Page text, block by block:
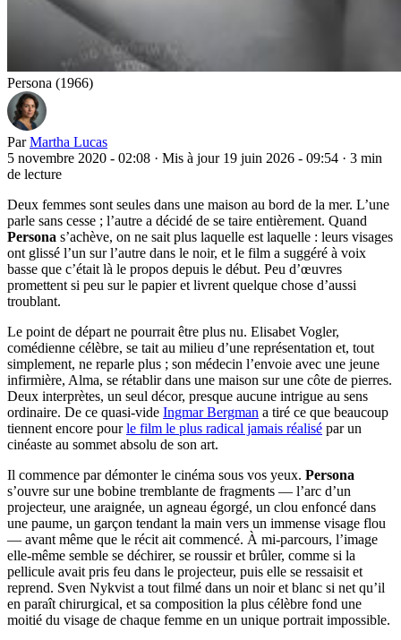
Persona (1966)
Par Martha Lucas
5 novembre 2020 - 02:08 · Mis à jour 19 juin 2026 - 09:54 · 3 min
de lecture
Deux femmes sont seules dans une maison au bord de la mer. L’une
parle sans cesse ; l’autre a décidé de se taire entièrement. Quand
Persona s’achève, on ne sait plus laquelle est laquelle : leurs visages
ont glissé l’un sur l’autre dans le noir, et le film a suggéré à voix
basse que c’était là le propos depuis le début. Peu d’œuvres
promettent si peu sur le papier et livrent quelque chose d’aussi
troublant.
Le point de départ ne pourrait être plus nu. Elisabet Vogler,
comédienne célèbre, se tait au milieu d’une représentation et, tout
simplement, ne reparle plus ; son médecin l’envoie avec une jeune
infirmière, Alma, se rétablir dans une maison sur une côte de pierres.
Deux interprètes, un seul décor, presque aucune intrigue au sens
ordinaire. De ce quasi-vide Ingmar Bergman a tiré ce que beaucoup
tiennent encore pourle film le plus radical jamais réalisé par un
cinéaste au sommet absolu de son art.
Il commence par démonter le cinéma sous vos yeux. Persona
s’ouvre sur une bobine tremblante de fragments — l’arc d’un
projecteur, une araignée, un agneau égorgé, un clou enfoncé dans
une paume, un garçon tendant la main vers un immense visage flou
— avant même que le récit ait commencé. À mi-parcours, l’image
elle-même semble se déchirer, se roussir et brûler, comme si la
pellicule avait pris feu dans le projecteur, puis elle se ressaisit et
reprend. Sven Nykvist a tout filmé dans un noir et blanc si net qu’il
en paraît chirurgical, et sa composition la plus célèbre fond une
moitié du visage de chaque femme en un unique portrait impossible.